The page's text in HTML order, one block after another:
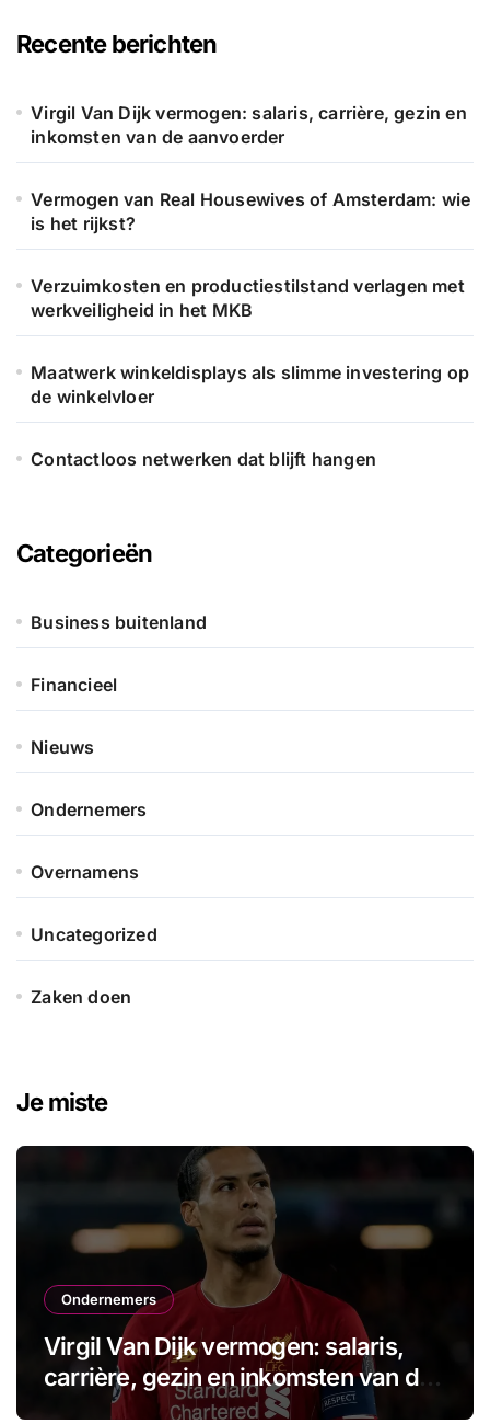
n
n
a
Recente berichten
Virgil Van Dijk vermogen: salaris, carrière, gezin en
inkomsten van de aanvoerder
Vermogen van Real Housewives of Amsterdam: wie
is het rijkst?
Verzuimkosten en productiestilstand verlagen met
werkveiligheid in het MKB
Maatwerk winkeldisplays als slimme investering op
de winkelvloer
Contactloos netwerken dat blijft hangen
Categorieën
Business buitenland
Financieel
Nieuws
Ondernemers
Overnamens
Uncategorized
Zaken doen
Je miste
Ondernemers
Virgil Van Dijk vermogen: salaris,
carrière, gezin en inkomsten van de
aanvoerder